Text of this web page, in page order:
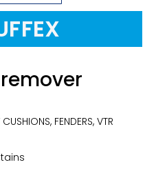
FENDERS, VTR